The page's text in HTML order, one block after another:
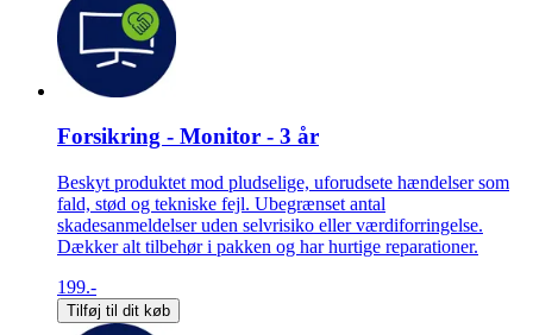
Forsikring - Monitor - 3 år
Beskyt produktet mod pludselige, uforudsete hændelser som
fald, stød og tekniske fejl. Ubegrænset antal
skadesanmeldelser uden selvrisiko eller værdiforringelse.
Dækker alt tilbehør i pakken og har hurtige reparationer.
199.-
Tilføj til dit køb